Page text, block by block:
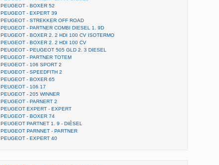
PEUGEOT - BOXER 52
PEUGEOT - EXPERT 39
PEUGEOT - STREKKER OFF ROAD
PEUGEOT - PARTNER COMBI DIESEL 1. 9D
PEUGEOT - BOXER 2. 2 HDI 100 CV ISOTERMO
PEUGEOT - BOXER 2. 2 HDI 100 CV
PEUGEOT - PEUGEOT 505 GLD 2. 3 DIESEL
PEUGEOT - PARTNER TOTEM
PEUGEOT - 106 SPORT 2
PEUGEOT - SPEEDFITH 2
PEUGEOT - BOXER 65
PEUGEOT - 106 17
PEUGEOT - 205 WINNER
PEUGEOT - PARNERT 2
PEUGEOT EXPERT - EXPERT
PEUGEOT - BOXER 74
PEUGEOT PARTNET 1. 9 - DIÉSEL
PEUGEOT PARNNET - PARTNER
PEUGEOT - EXPERT 40